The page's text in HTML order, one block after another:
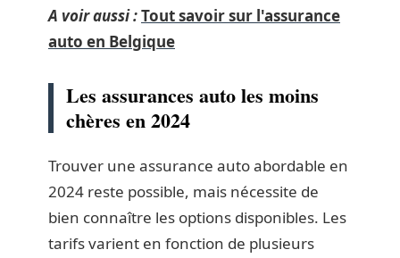
A voir aussi :Tout savoir sur l'assurance
auto en Belgique
Les assurances auto les moins
chères en 2024
Trouver une assurance auto abordable en
2024 reste possible, mais nécessite de
bien connaître les options disponibles. Les
tarifs varient en fonction de plusieurs